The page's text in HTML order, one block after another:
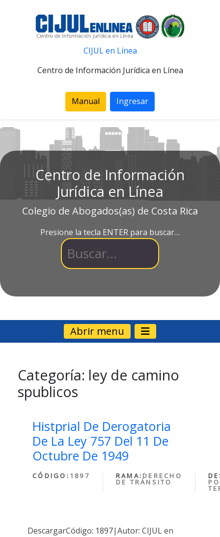
CIJUL en Línea
Centro de Información Jurídica en Línea
Manual Ingresar
Centro de Información
Jurídica en Línea
Colegio de Abogados(as) de Costa Rica
Presione la tecla ENTER para buscar…
Abrir menu
Categoría: ley de camino
spublicos
Histprial De Derogatoria
De La Ley 757 Del 11 De
Octubre De 1949
CÓDIGO: 1897 RAMA: DERECHO
DE TRÁNSITO
DescargarCódigo: 1897|Autor: CIJUL en